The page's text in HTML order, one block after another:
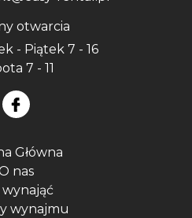
otwarcia
- Piątek 7 - 16
7 - 11
Główna
nas
wynająć
wynajmu